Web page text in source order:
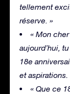
tellement
réserve. »
« Mon
aujourd’hui,
18e
et aspirations.
« Que ce